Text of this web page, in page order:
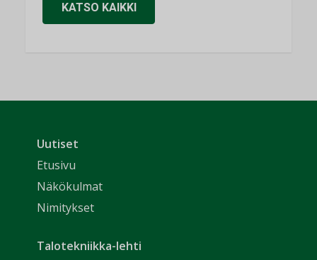
KATSO KAIKKI
Uutiset
Etusivu
Näkökulmat
Nimitykset
Talotekniikka-lehti